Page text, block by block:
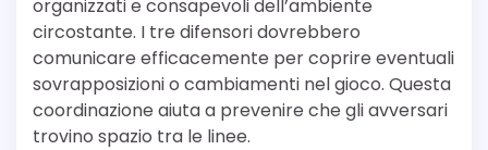
organizzati e consapevoli dell’ambiente
circostante. I tre difensori dovrebbero
comunicare efficacemente per coprire eventuali
sovrapposizioni o cambiamenti nel gioco. Questa
coordinazione aiuta a prevenire che gli avversari
trovino spazio tra le linee.